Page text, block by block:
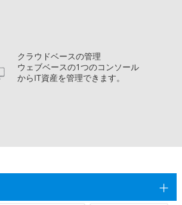
クラウドベースの管理
ウェブベースの1つのコンソール
からIT資産を管理できます。